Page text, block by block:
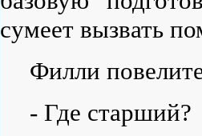
сумеет вызвать
Филли
- Где старший?